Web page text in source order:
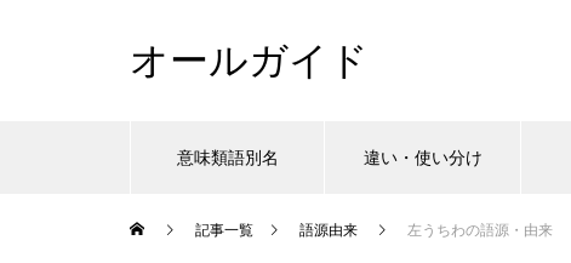
オールガイド
意味類語別名 違い・使い分け
記事一覧 語源由来 左うちわの語源・由来